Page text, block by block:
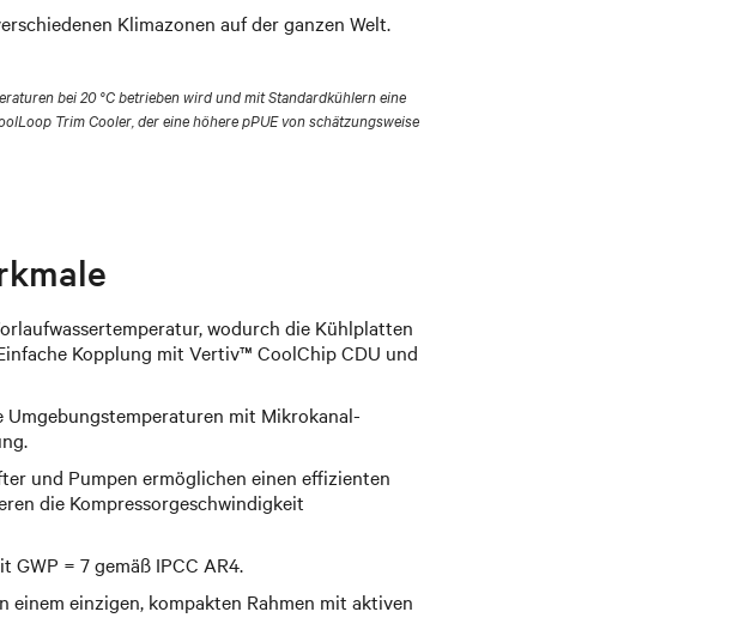
Klimazonen auf der ganzen Welt.
bei 20 °C betrieben wird und mit Standardkühlern eine
Trim Cooler, der eine höhere pPUE von schätzungsweise
wodurch die Kühlplatten
Kopplung mit Vertiv™ CoolChip CDU und
Umgebungstemperaturen mit Mikrokanal-
und Pumpen ermöglichen einen effizienten
die Kompressorgeschwindigkeit
GWP = 7 gemäß IPCC AR4.
einem einzigen, kompakten Rahmen mit aktiven